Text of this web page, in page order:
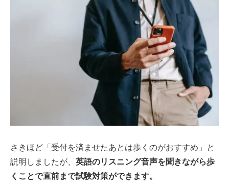
さきほど「受付を済ませたあとは歩くのがおすすめ」と
説明しましたが、 英語のリスニング音声を聞きながら歩
くことで直前まで試験対策ができます。